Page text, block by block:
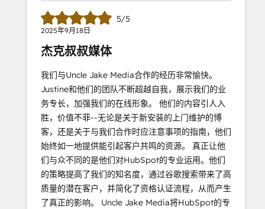
5/5
2025年9月18日
杰克叔叔媒体
我们与Uncle Jake Media合作的经历非常愉快。
Justine和他们的团队不断超越自我，展示我们的业
务专长，加强我们的在线形象。 他们的内容引人入
胜，价值不菲--无论是关于新安装的上门维护的博
客，还是关于与我们合作时应注意事项的指南，他们
始终如一地提供能引起客户共鸣的资源。 真正让他
们与众不同的是他们对HubSpot的专业运用。他们
的策略提高了我们的知名度，通过谷歌搜索带来了高
质量的潜在客户，并简化了资格认证流程，从而产生
了真正的影响。 Uncle Jake Media将HubSpot的专